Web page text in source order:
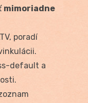
mimoriadne
poradí
default a